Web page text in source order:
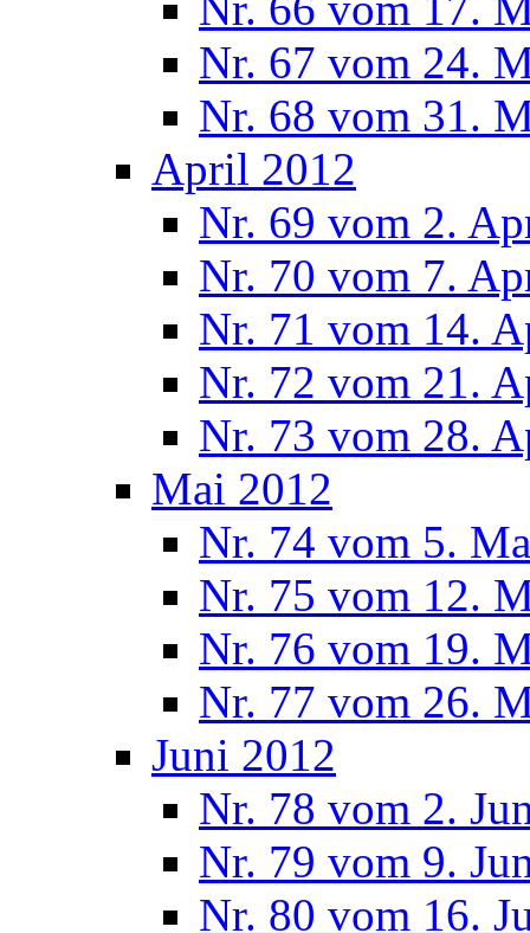
Nr. 67 vom 24.
Nr. 68 vom 31.
April 2012
Nr. 69 vom 2.
Nr. 70 vom 7.
Nr. 71 vom 14.
Nr. 72 vom 21.
Nr. 73 vom 28.
Mai 2012
Nr. 74 vom 5.
Nr. 75 vom 12.
Nr. 76 vom 19.
Nr. 77 vom 26.
Juni 2012
Nr. 78 vom 2.
Nr. 79 vom 9.
Nr. 80 vom 16.